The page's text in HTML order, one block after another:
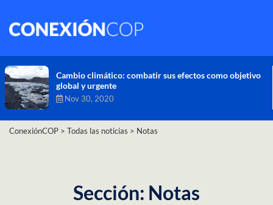
Ni el confinamiento por COVID-19 da tregua al cambio
climático: los gases que calientan la Tierra llegan a
niveles récord
Nov 26, 2020
ConexiónCOP > Todas las noticias > Notas
Sección: Notas